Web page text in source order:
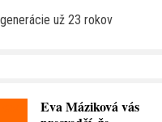
už 23 rokov
Eva Máziková vás